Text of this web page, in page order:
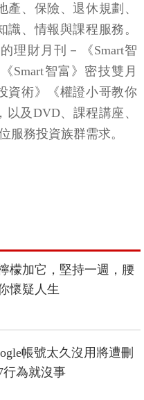
、保險、退休規劃、
、情報與課程服務。
理財月刊－《Smart智
Smart智富》密技雙月
資術》《權證小哥教你
及DVD、課程講座、
服務投資族群需求。
檬加它，堅持一週，腰
懷疑人生
帳號太久沒用將遭刪
行為就沒事